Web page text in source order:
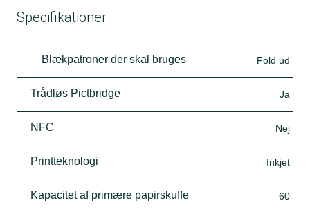
Specifikationer
Blækpatroner der skal bruges Fold ud
Trådløs Pictbridge Ja
NFC Nej
Printteknologi Inkjet
Kapacitet af primære papirskuffe 60